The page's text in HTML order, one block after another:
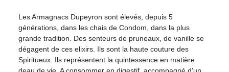
Les Armagnacs Dupeyron sont élevés, depuis 5
générations, dans les chais de Condom, dans la plus
grande tradition. Des senteurs de pruneaux, de vanille se
dégagent de ces elixirs. Ils sont la haute couture des
Spiritueux. Ils représentent la quintessence en matière
deau de vie. A consommer en digestif, accompagné d'un